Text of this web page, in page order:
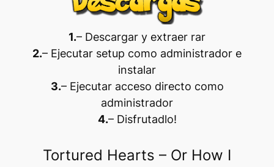
1.– Descargar y extraer rar
2.– Ejecutar setup como administrador e
instalar
3.– Ejecutar acceso directo como
administrador
4.– Disfrutadlo!
Tortured Hearts – Or How I